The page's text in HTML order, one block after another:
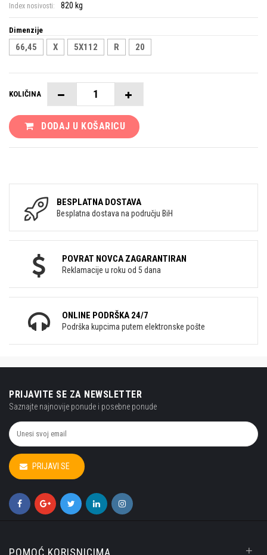
Index nosivosti: 820 kg
Dimenzije
66,45 X 5X112 R 20
KOLIČINA
DODAJ U KOŠARICU
BESPLATNA DOSTAVA
Besplatna dostava na području BiH
POVRAT NOVCA ZAGARANTIRAN
Reklamacije u roku od 5 dana
ONLINE PODRŠKA 24/7
Podrška kupcima putem elektronske pošte
PRIJAVITE SE ZA NEWSLETTER
Saznajte najnovije ponude i posebne ponude
PRIJAVI SE
POMOĆ KORISNICIMA +